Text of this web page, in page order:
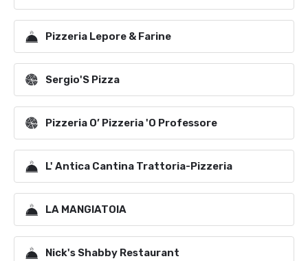
Pizzeria Lepore & Farine
Sergio'S Pizza
Pizzeria O’ Pizzeria 'O Professore
L' Antica Cantina Trattoria-Pizzeria
LA MANGIATOIA
Nick's Shabby Restaurant